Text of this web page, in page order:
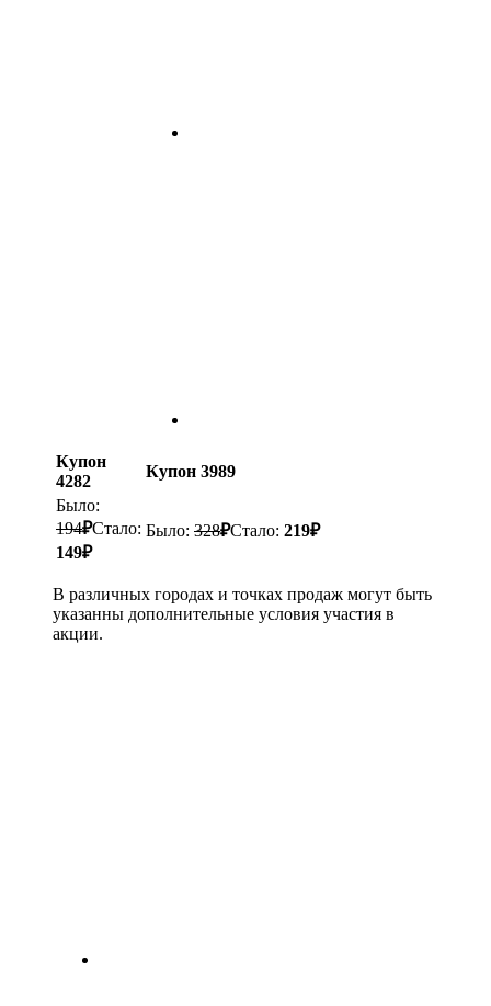
Купон
4282
Купон 3989
Было:
194₽Стало:
149₽
Было: 328₽Стало: 219₽
В различных городах и точках продаж могут быть
указанны дополнительные условия участия в
акции.